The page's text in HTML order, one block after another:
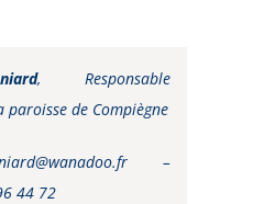
, Responsable
paroisse de Compiègne
–
44 72